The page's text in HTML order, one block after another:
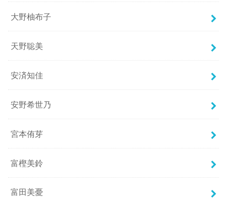
大野柚布子
天野聡美
安済知佳
安野希世乃
宮本侑芽
富樫美鈴
富田美憂